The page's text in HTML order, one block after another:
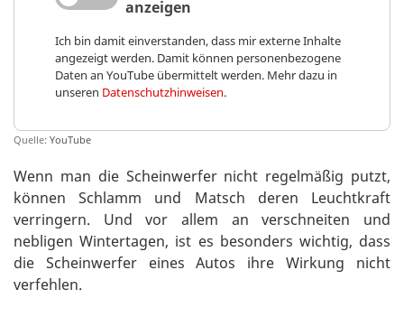
anzeigen
Ich bin damit einverstanden, dass mir externe Inhalte
angezeigt werden. Damit können personenbezogene
Daten an YouTube übermittelt werden. Mehr dazu in
unseren Datenschutzhinweisen.
Quelle: YouTube
Wenn man die Scheinwerfer nicht regelmäßig putzt,
können Schlamm und Matsch deren Leuchtkraft
verringern. Und vor allem an verschneiten und
nebligen Wintertagen, ist es besonders wichtig, dass
die Scheinwerfer eines Autos ihre Wirkung nicht
verfehlen.